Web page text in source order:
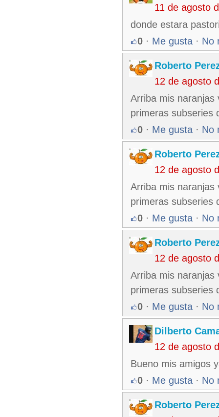
11 de agosto
donde estara
0 · Me gusta · No
Roberto
12 de agosto
Arriba mis naranjas
primeras subseries
0 · Me gusta · No
Roberto
12 de agosto
Arriba mis naranjas
primeras subseries
0 · Me gusta · No
Roberto
12 de agosto
Arriba mis naranjas
primeras subseries
0 · Me gusta · No
Dilberto
12 de agosto
Bueno mis amigos
0 · Me gusta · No
Roberto